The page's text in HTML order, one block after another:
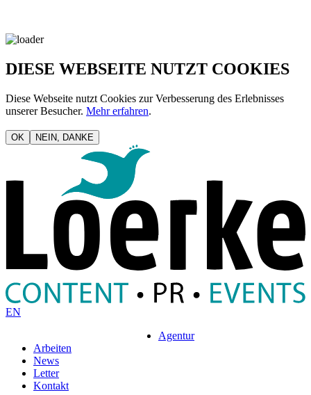
DIESE WEBSEITE NUTZT COOKIES
Diese Webseite nutzt Cookies zur Verbesserung des Erlebnisses
unserer Besucher. Mehr erfahren.
OK NEIN, DANKE
EN
Agentur
Arbeiten
News
Letter
Kontakt